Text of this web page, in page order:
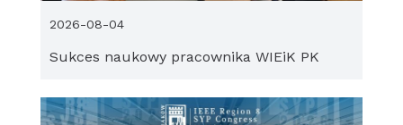
Sukces naukowy pracownika WIEiK PK
2026-08-04